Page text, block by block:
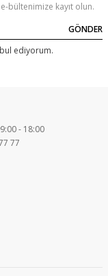
bültenimize kayıt olun.
GÖNDER
ediyorum.
- 18:00
77